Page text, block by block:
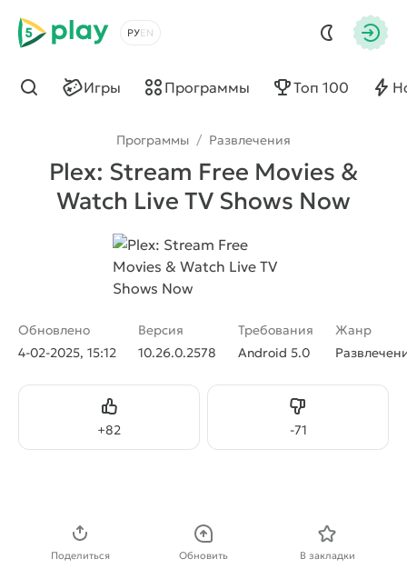
5play
Выбрать язык
Игры Программы Топ 100
Найти
Программы / Развлечения
Plex: Stream Free Movies &
Watch Live TV Shows Now
Обновлено
4-02-2025, 15:12
Версия
10.26.0.2578
Требования
Android 5.0
Жанр
+82
Нравится -71
Не нравится
Поделиться Обновить В закладки